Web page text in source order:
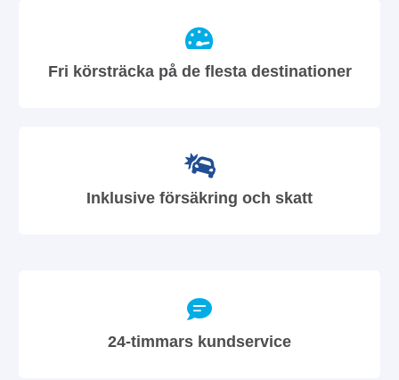
Fri körsträcka på de flesta destinationer
Inklusive försäkring och skatt
24-timmars kundservice